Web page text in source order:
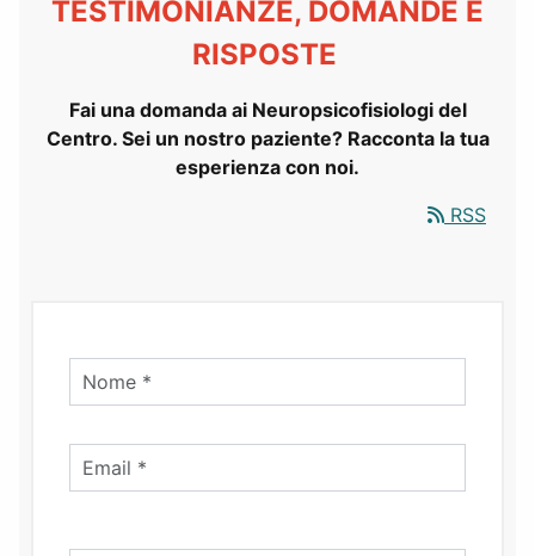
TESTIMONIANZE, DOMANDE E
RISPOSTE
Fai una domanda ai Neuropsicofisiologi del
Centro. Sei un nostro paziente? Racconta la tua
esperienza con noi.
RSS